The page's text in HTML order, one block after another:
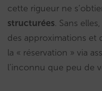
cette rigueur ne
structurées. Sans
des approximations et
la « réservation » via
l’inconnu que peu de